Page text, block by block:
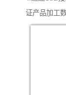
证产品加工